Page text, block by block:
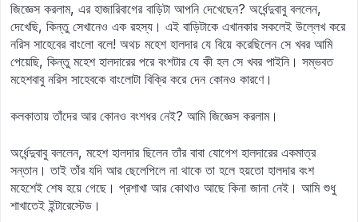
জিজ্ঞেস করলাম, এর হাজারিবাগের বাড়িটা আপনি দেখেছেন? অর্ধেন্দুবাবু বললেন,
দেখেছি, কিন্তু সেখানেও এক রহস্য। এই বাড়িটাকে এখানকার সকলেই উল্লেখ করে
নরিস সাহেবের বাংলো বলে! অথচ মহেশ হালদার যে বিয়ে করেছিলেন সে খবর আমি
পেয়েছি, কিন্তু মহেশ হালদারের পরে বংশটার যে কী হল সে খবর পাইনি। সম্ভবত
মহেশবাবু নরিস সাহেবকে বাংলোটা বিক্রি করে দেন কোনও কারণে।
কলকাতায় তাঁদের আর কোনও বংশধর নেই? আমি জিজ্ঞেস করলাম।
অর্ধেন্দুবাবু বললেন, মহেশ হালদার ছিলেন তাঁর বাবা যোগেশ হালদারের একমাত্র
সন্তান। তাই তাঁর যদি আর ছেলেপিলে না থাকে তা হলে হয়তো হালদার বংশ
মহেশেই শেষ হয়ে গেছে। প্রশাখা আর কোথাও আছে কিনা জানা নেই। আমি শুধু
শাখাতেই ইন্টারেস্টেড।